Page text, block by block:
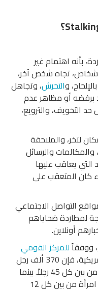
؟
بأنه اهتمام غير
تجاه شخص آخر،
والتحرش، وتجاهل
برفضه أو مظاهر عدم
التخويف، والترويع،
لآخر، والملاحقة
والمكالمات والرسائل
التي يعاقب عليها
كان المتعقب على
التواصل الاجتماعي
لمطاردة ضحاياهم
أونلاين.
ووفقاًللمركز القومي
بالولايات المتحدة الأمريكية، فإن 370 ألف رجل
يتعرضون للملاحقة سنوياً، بواقع رجل من بين كل 45 رجلاً. بينما
تتعرض مليون امرأة للملاحقة، بواقع امرأة من بين كل 12